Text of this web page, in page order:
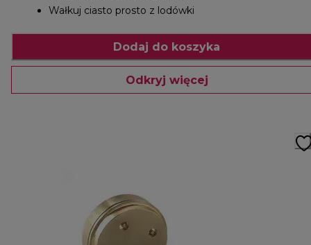
Wałkuj ciasto prosto z lodówki
Dodaj do koszyka
Odkryj więcej